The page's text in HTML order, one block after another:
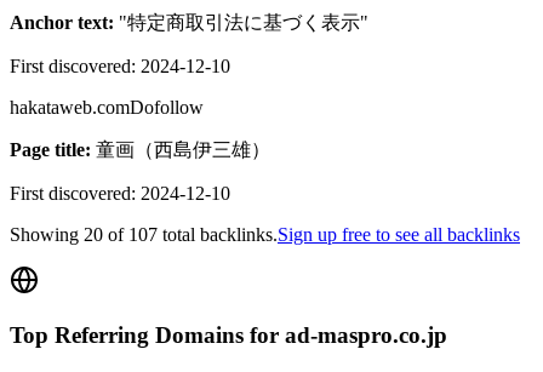
Anchor text: "特定商取引法に基づく表示"
First discovered: 2024-12-10
hakataweb.comDofollow
Page title: 童画（西島伊三雄）
First discovered: 2024-12-10
Showing 20 of 107 total backlinks.Sign up free to see all backlinks
Top Referring Domains for ad-maspro.co.jp